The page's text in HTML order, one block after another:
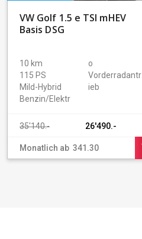
VW Golf 1.5 e TSI mHEV
Basis DSG
10 km
115 PS
Mild-Hybrid
Benzin/Elektr
o
Vorderradantr
ieb
Monatlich ab 341.30
35'140.- 26'490.-